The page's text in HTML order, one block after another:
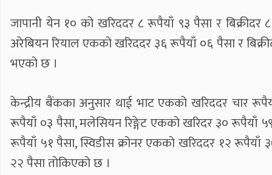
जापानी येन १० को खरिददर ८ रूपैयाँ ९३ पैसा र
अरेबियन रियाल एकको खरिददर ३६ रूपैयाँ ०६ पैसा र
भएको छ ।
केन्द्रीय बैंकका अनुसार थाई भाट एकको खरिददर चार
रूपैयाँ ०३ पैसा, मलेसियन रिङ्गेट एकको खरिदर ३० रूपैयाँ
रूपैयाँ ५१ पैसा, स्विडीस क्रोनर एकको खरिददर १२ रूपैयाँ
२२ पैसा तोकिएको छ ।